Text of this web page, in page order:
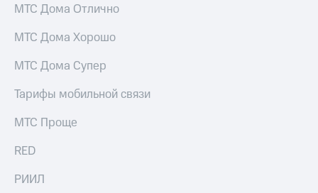
Услуги
Акции
Домашний
ТВ
149 ₽/
мес
МТС
Premium
Подписка
интернета,
МТС Дома Отлично
МТС Дома Хорошо
МТС Дома Супер
Тарифы мобильной связи
МТС Проще
RED
РИИЛ